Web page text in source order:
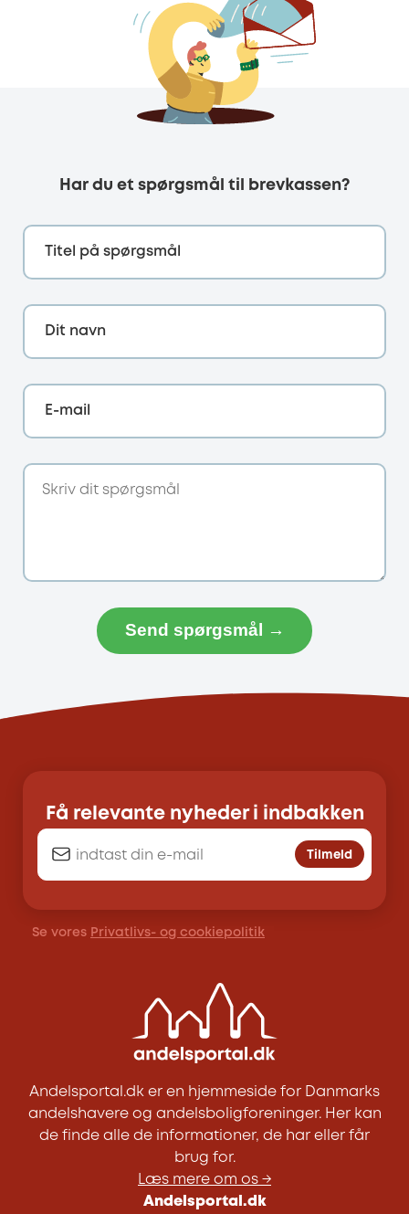
Har du et spørgsmål til brevkassen?
Titel på spørgsmål
Dit navn
E-mail
Send spørgsmål →
Få relevante nyheder i indbakken
Tilmeld
Se vores Privatlivs- og cookiepolitik
Andelsportal.dk er en hjemmeside for Danmarks
andelshavere og andelsboligforeninger. Her kan
de finde alle de informationer, de har eller får
brug for.
Læs mere om os →
Andelsportal.dk